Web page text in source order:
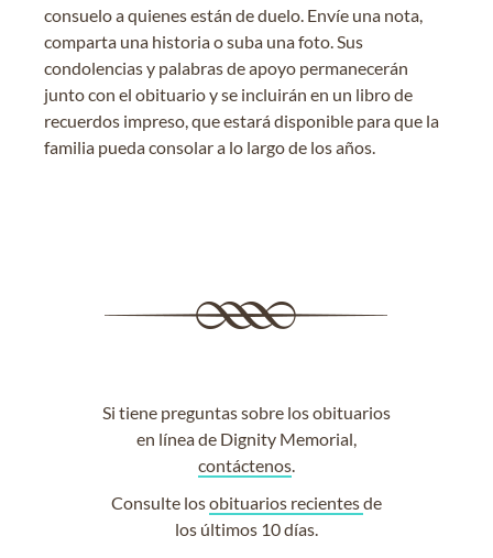
consuelo a quienes están de duelo. Envíe una nota,
comparta una historia o suba una foto. Sus
condolencias y palabras de apoyo permanecerán
junto con el obituario y se incluirán en un libro de
recuerdos impreso, que estará disponible para que la
familia pueda consolar a lo largo de los años.
Si tiene preguntas sobre los obituarios
en línea de Dignity Memorial,
contáctenos.
Consulte losobituarios recientesde
los últimos 10 días.